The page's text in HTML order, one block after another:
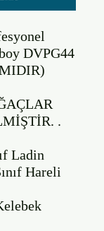
DVPG44
.
Ladin
Hareli